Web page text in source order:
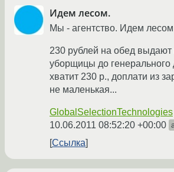
Идем лесом.
Мы - агентство. Идем
230 рублей на обед выдают
уборщицы до генерального
хватит 230 р., доплати из
не маленькая...
GlobalSelectionTechnologies
10.06.2011 08:52:20 +00:00
Ссылка